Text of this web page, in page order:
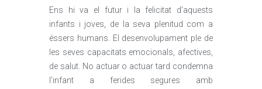
Ens hi va el futur i la felicitat d’aquests
infants i joves, de la seva plenitud com a
éssers humans. El desenvolupament ple de
les seves capacitats emocionals, afectives,
de salut. No actuar o actuar tard condemna
l’infant a ferides segures amb